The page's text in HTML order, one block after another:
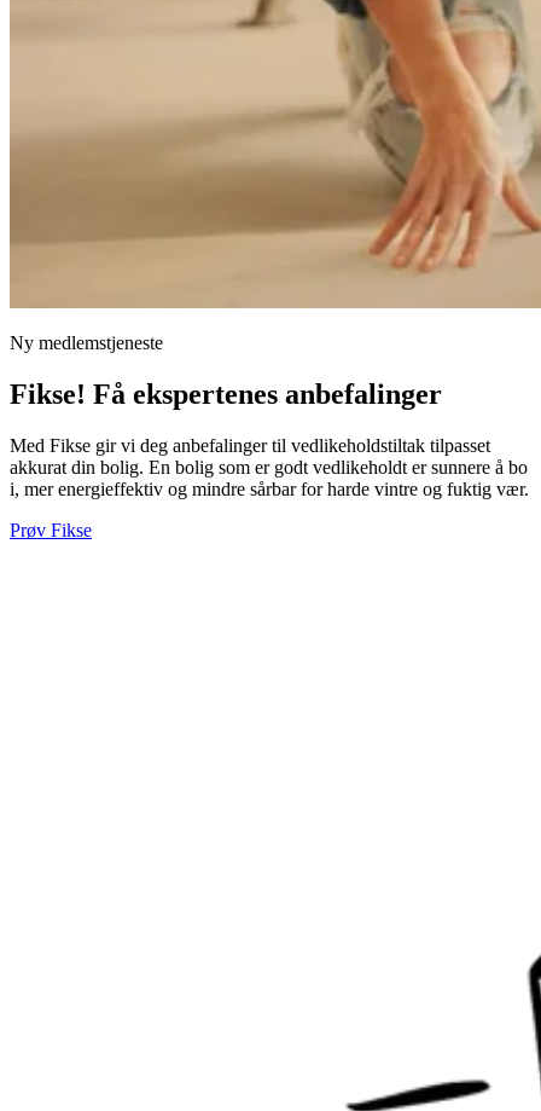
Ny medlemstjeneste
Fikse! Få ekspertenes anbefalinger
Med Fikse gir vi deg anbefalinger til vedlikeholdstiltak tilpasset
akkurat din bolig. En bolig som er godt vedlikeholdt er sunnere å bo
i, mer energieffektiv og mindre sårbar for harde vintre og fuktig vær.
Prøv Fikse